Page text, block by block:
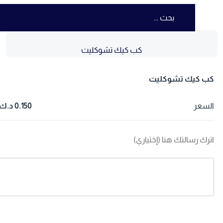
كب كيك تشوكليت
كيك تشوكليت
0.150 د.ك
رسالتك هنا (إختياري)